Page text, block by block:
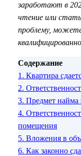
заработают в
чтение или
проблему,
Содержание
1. Квартира
2.
3. Предмет найма
4.
помещения
5. Вложения в
6. Как законно